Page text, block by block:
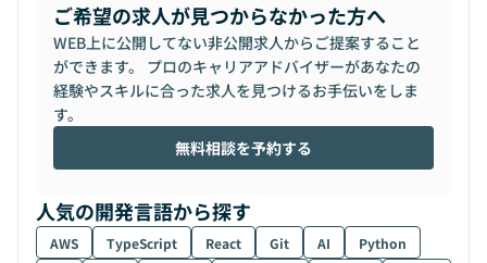
ご希望の求人が見つからなかった方へ
WEB上に公開してない非公開求人からご提案すること
ができます。 プロのキャリアアドバイザーがあなたの
経験やスキルに合った求人を見つけるお手伝いをしま
す。
無料相談を予約する
人気の開発言語から探す
AWS TypeScript React Git AI
Python